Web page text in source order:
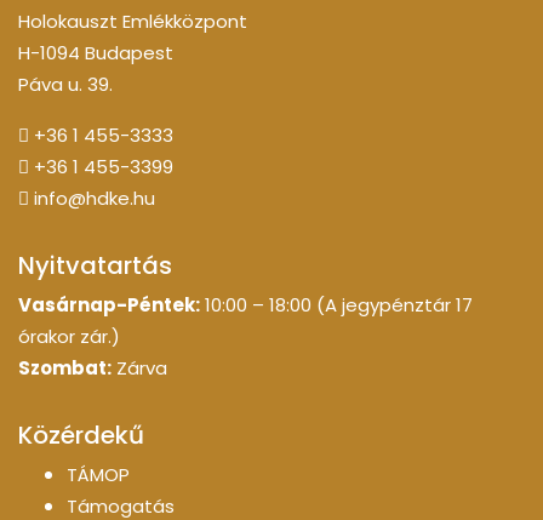
Holokauszt Emlékközpont
H-1094 Budapest
Páva u. 39.
+36 1 455-3333
+36 1 455-3399
info@hdke.hu
Nyitvatartás
Vasárnap-Péntek:10:00 – 18:00 (A jegypénztár 17
órakor zár.)
Szombat: Zárva
Közérdekű
TÁMOP
Támogatás